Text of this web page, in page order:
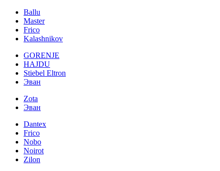
Ballu
Master
Frico
Kalashnikov
GORENJE
HAJDU
Stiebel Eltron
Эван
Zota
Эван
Dantex
Frico
Nobo
Noirot
Zilon